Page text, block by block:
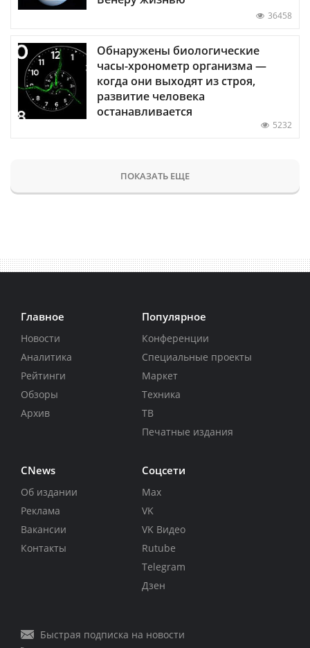
36458
Обнаружены биологические
часы-хронометр организма —
когда они выходят из строя,
развитие человека
останавливается
5232
ПОКАЗАТЬ ЕЩЕ
Главное
Новости
Аналитика
Рейтинги
Обзоры
Архив
Популярное
Конференции
Специальные проекты
Маркет
Техника
ТВ
Печатные издания
CNews
Об издании
Реклама
Вакансии
Контакты
Соцсети
Max
VK
VK Видео
Rutube
Telegram
Дзен
Быстрая подписка на новости